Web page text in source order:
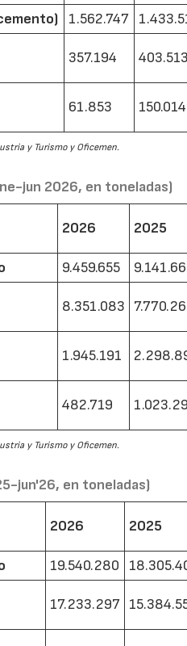
1.562.747
357.194
61.853 150.014
y Turismo y Oficemen.
jun 2026, en toneladas)
2026 2025
9.459.655
8.351.083
1.945.191
482.719
y Turismo y Oficemen.
jun'26, en toneladas)
2026 2025
19.540.280
17.233.297